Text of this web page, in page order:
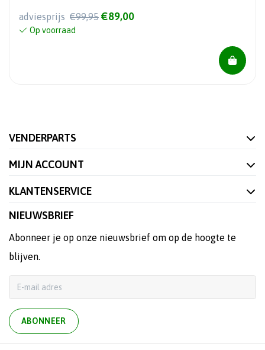
adviesprijs €99,95 €89,00
Op voorraad
VENDERPARTS
MIJN ACCOUNT
KLANTENSERVICE
NIEUWSBRIEF
Abonneer je op onze nieuwsbrief om op de hoogte te
blijven.
ABONNEER